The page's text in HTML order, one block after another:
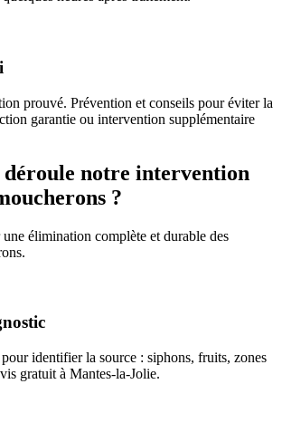
prouvé. Prévention et conseils pour éviter la
garantie ou intervention supplémentaire
déroule notre intervention
?
élimination complète et durable des
identifier la source : siphons, fruits, zones
gratuit à Mantes-la-Jolie.